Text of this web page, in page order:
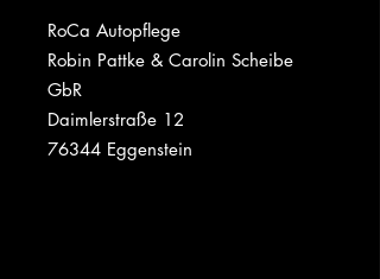
RoCa Autopflege
Robin Pattke & Carolin Scheibe
GbR
Daimlerstraße 12
76344 Eggenstein